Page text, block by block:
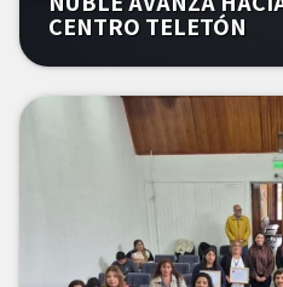
CENTRO TELETÓN